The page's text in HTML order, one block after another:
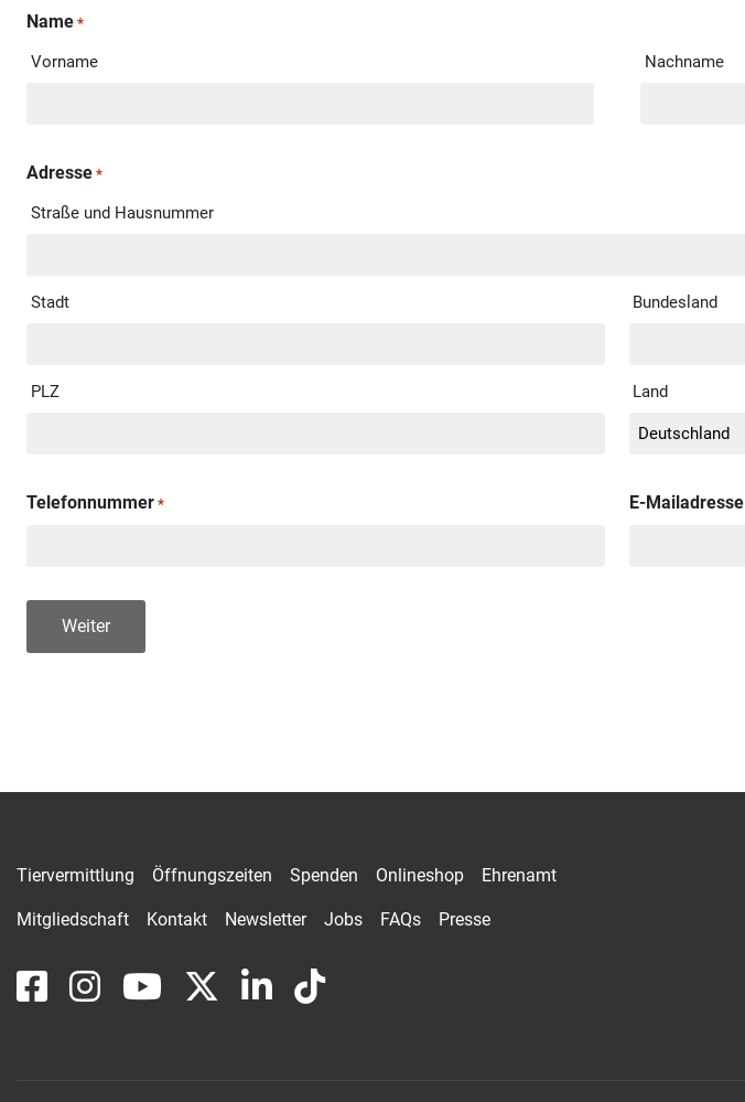
Name *
Vorname Nachname
Adresse *
Straße und Hausnummer
Stadt Bundesland
PLZ Land
Telefonnummer * E-Mailadresse
Tiervermittlung Öffnungszeiten Spenden Onlineshop Ehrenamt
Mitgliedschaft Kontakt Newsletter Jobs FAQs Presse